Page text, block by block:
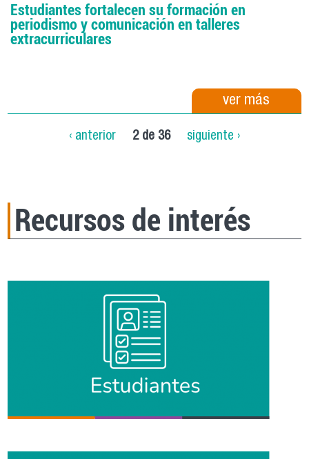
Estudiantes fortalecen su formación en
periodismo y comunicación en talleres
extracurriculares
ver más
‹ anterior 2 de 36 siguiente ›
Recursos de interés